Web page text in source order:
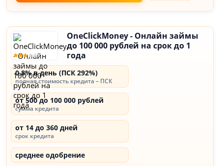
OneClickMoney - Онлайн займы
до 100 000 рублей на срок до 1
года
0,8% в день (ПСК 292%)
полная стоимость кредита – ПСК
от 500 до 100 000 рублей
сумма кредита
от 14 до 360 дней
срок кредита
среднее одобрение